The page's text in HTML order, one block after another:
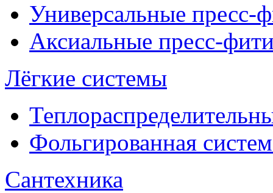
Универсальные пресс-
Аксиальные пресс-
Лёгкие системы
Фольгированная
Сантехника